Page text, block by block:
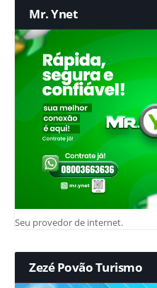
Mr. Ynet
Seu provedor de internet.
Zezé Povão Turismo